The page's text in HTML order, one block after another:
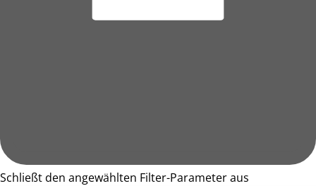
Schließt den angewählten Filter-Parameter aus